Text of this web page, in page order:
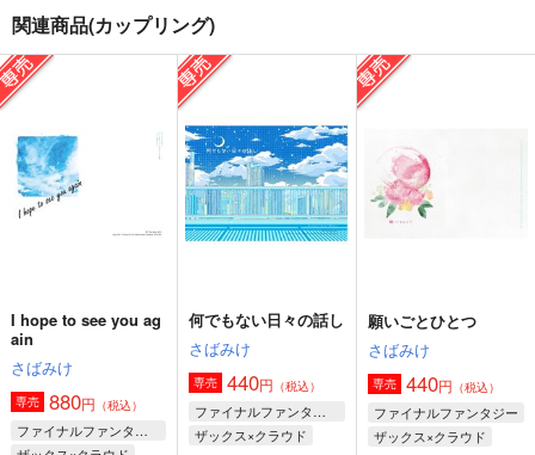
スタートライン
787円 （税込）
五条悟×夏油傑
橙ずきんちゃん
157円（税込）
黒尾鉄朗×澤村大地
サンプル
恋愛方面がかなり鈍い
787円（税込）
不死川実弥×冨岡義勇
関連商品(カップリング)
I hope to see you ag
ain
さばみけ
専売 880円 （税込）
ファイナルファンタジー
何でもない日々の話し
さばみけ
専売 440円 （税込）
ファイナルファンタジー
ザックス×クラウド
願いごとひとつ
さばみけ
専売 440円 （税込）
ファイナルファンタジー
ザックス×クラウド